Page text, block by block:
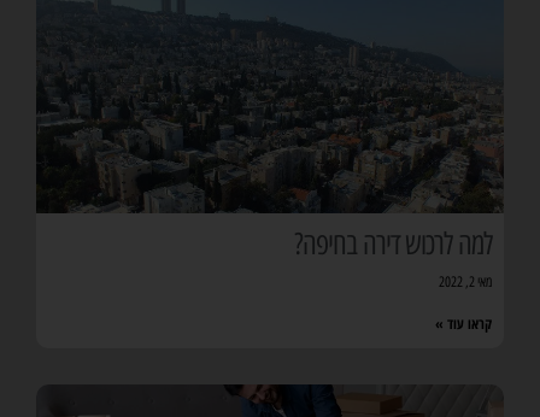
למה לרכוש דירה בחיפה?
מאי 2, 2022
קראו עוד »